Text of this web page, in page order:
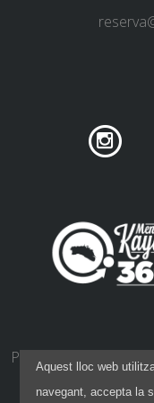
PRIVACITAT DE
POLÍTICA
Aquest lloc web
navegant, accepta la